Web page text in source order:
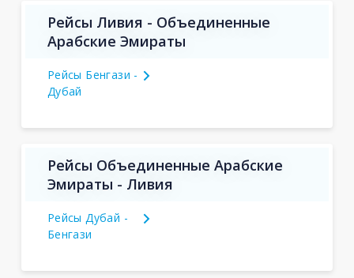
Рейсы Ливия - Объединенные
Арабские Эмираты
Рейсы Бенгази -
Дубай
Рейсы Объединенные Арабские
Эмираты - Ливия
Рейсы Дубай -
Бенгази